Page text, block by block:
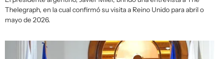
Thelegraph, en la cual confirmó su visita a Reino Unido para abril o
mayo de 2026.